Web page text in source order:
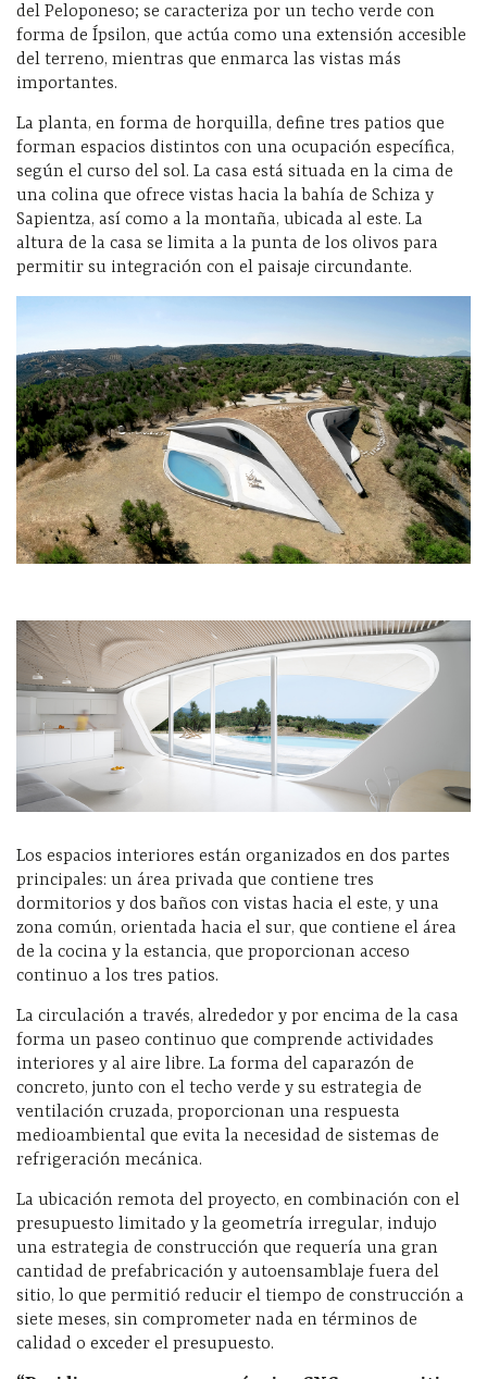
del Peloponeso; se caracteriza por un techo verde con
forma de Ípsilon, que actúa como una extensión accesible
del terreno, mientras que enmarca las vistas más
importantes.
La planta, en forma de horquilla, define tres patios que
forman espacios distintos con una ocupación específica,
según el curso del sol. La casa está situada en la cima de
una colina que ofrece vistas hacia la bahía de Schiza y
Sapientza, así como a la montaña, ubicada al este. La
altura de la casa se limita a la punta de los olivos para
permitir su integración con el paisaje circundante.
Los espacios interiores están organizados en dos partes
principales: un área privada que contiene tres
dormitorios y dos baños con vistas hacia el este, y una
zona común, orientada hacia el sur, que contiene el área
de la cocina y la estancia, que proporcionan acceso
continuo a los tres patios.
La circulación a través, alrededor y por encima de la casa
forma un paseo continuo que comprende actividades
interiores y al aire libre. La forma del caparazón de
concreto, junto con el techo verde y su estrategia de
ventilación cruzada, proporcionan una respuesta
medioambiental que evita la necesidad de sistemas de
refrigeración mecánica.
La ubicación remota del proyecto, en combinación con el
presupuesto limitado y la geometría irregular, indujo
una estrategia de construcción que requería una gran
cantidad de prefabricación y autoensamblaje fuera del
sitio, lo que permitió reducir el tiempo de construcción a
siete meses, sin comprometer nada en términos de
calidad o exceder el presupuesto.